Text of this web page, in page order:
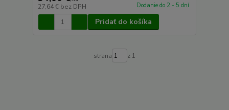
27,64 € bez DPH Dodanie do 2 - 5 dní
Pridať do košíka
strana z 1